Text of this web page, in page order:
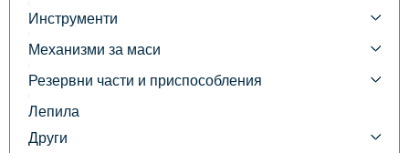
Инструменти
Механизми за маси
Резервни части и приспособления
Лепила
Други